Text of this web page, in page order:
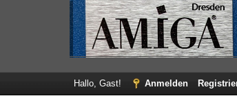
Hallo, Gast!
Anmelden